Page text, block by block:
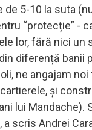
de 5-10 la suta
“protecție” -
lor, fără nici un
diferență banii
ne angajam
și
lui Mandache).
a scris Andrei